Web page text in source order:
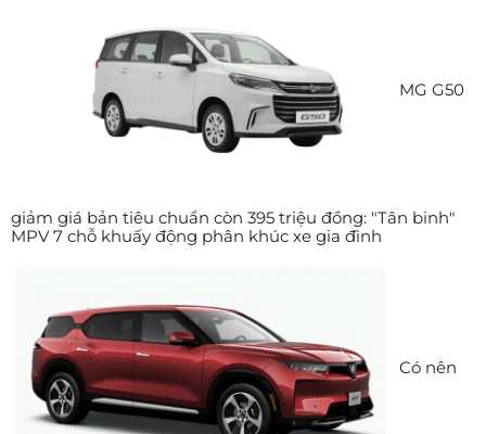
MG G50
giảm giá bản tiêu chuẩn còn 395 triệu đồng: "Tân binh"
MPV 7 chỗ khuấy động phân khúc xe gia đình
Có nên